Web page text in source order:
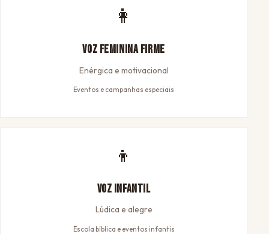
👩
Voz Feminina Firme
Enérgica e motivacional
Eventos e campanhas especiais
👦
Voz Infantil
Lúdica e alegre
Escola bíblica e eventos infantis